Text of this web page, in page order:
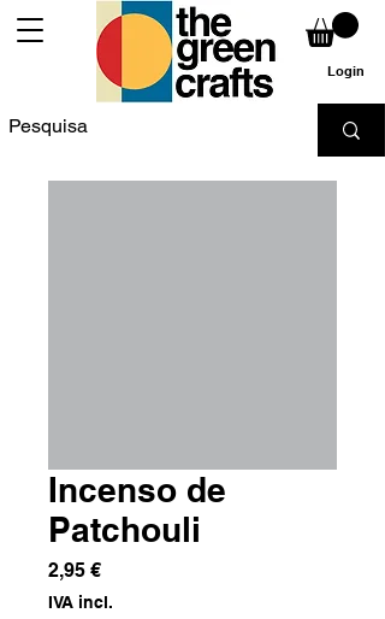
Login
Incenso de
Patchouli
2,95 €Preço
IVA incl.